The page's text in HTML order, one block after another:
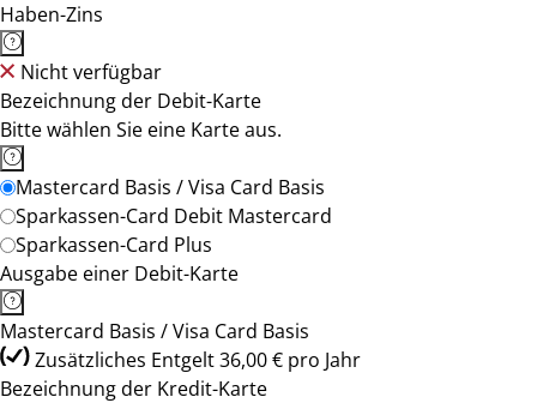
Haben-Zins
Nicht verfügbar
Bezeichnung der Debit-Karte
Bitte wählen Sie eine Karte aus.
Mastercard Basis / Visa Card Basis
Sparkassen-Card Debit Mastercard
Sparkassen-Card Plus
Ausgabe einer Debit-Karte
Mastercard Basis / Visa Card Basis
Zusätzliches Entgelt 36,00 € pro Jahr
Bezeichnung der Kredit-Karte